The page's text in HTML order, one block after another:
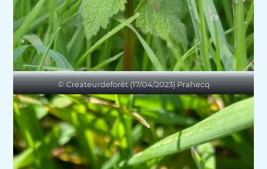
© Créateurdeforêt (17/04/2023) Prahecq